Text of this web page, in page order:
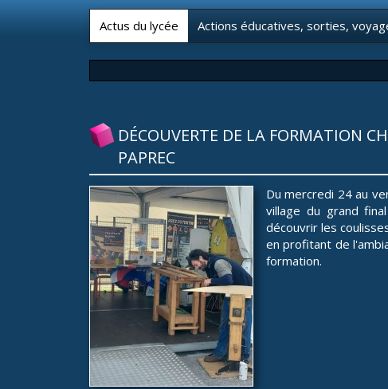
Actus du lycée Actions éducatives, sorties,
DÉCOUVERTE DE LA FORMATION
PAPREC
Du mercredi 24 au
village du grand
découvrir les
en profitant de
formation.